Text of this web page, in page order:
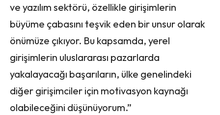
ve yazılım sektörü, özellikle girişimlerin
büyüme çabasını teşvik eden bir unsur olarak
önümüze çıkıyor. Bu kapsamda, yerel
girişimlerin uluslararası pazarlarda
yakalayacağı başarıların, ülke genelindeki
diğer girişimciler için motivasyon kaynağı
olabileceğini düşünüyorum.”